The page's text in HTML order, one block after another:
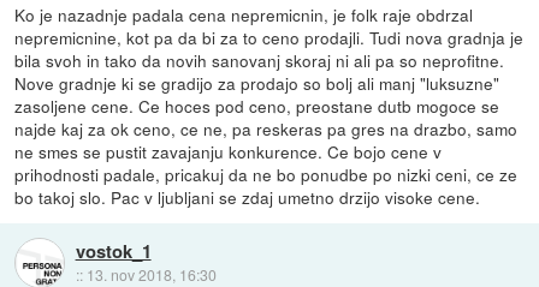
Ko je nazadnje padala cena nepremicnin, je folk raje obdrzal
nepremicnine, kot pa da bi za to ceno prodajli. Tudi nova gradnja je
bila svoh in tako da novih sanovanj skoraj ni ali pa so neprofitne.
Nove gradnje ki se gradijo za prodajo so bolj ali manj "luksuzne"
zasoljene cene. Ce hoces pod ceno, preostane dutb mogoce se
najde kaj za ok ceno, ce ne, pa reskeras pa gres na drazbo, samo
ne smes se pustit zavajanju konkurence. Ce bojo cene v
prihodnosti padale, pricakuj da ne bo ponudbe po nizki ceni, ce ze
bo takoj slo. Pac v ljubljani se zdaj umetno drzijo visoke cene.
vostok_1
:: 13. nov 2018, 16:30